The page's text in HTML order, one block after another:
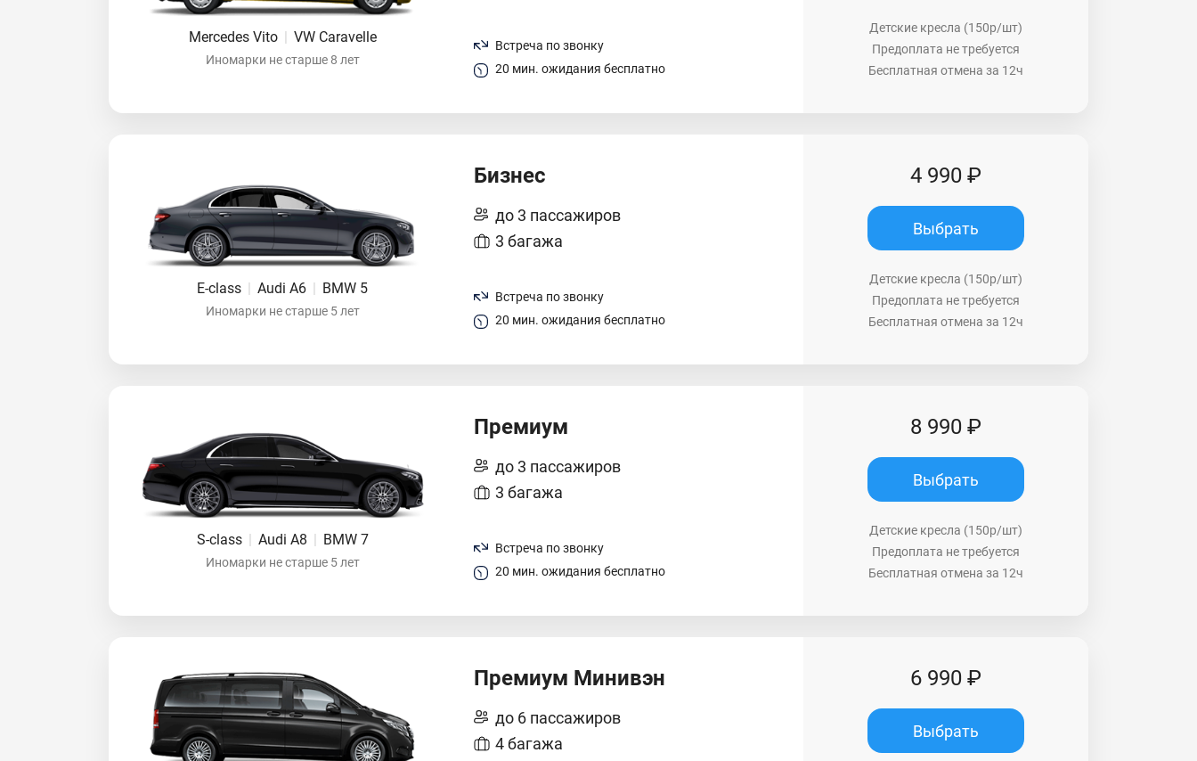
Mercedes Vito | VW Caravelle
Иномарки не старше 8 лет
Встреча по звонку
20 мин. ожидания бесплатно
Детские кресла (150р/шт)
Предоплата не требуется
Бесплатная отмена за 12ч
E-class | Audi A6 | BMW 5
Иномарки не старше 5 лет
Бизнес
до 3 пассажиров
3 багажа
Встреча по звонку
20 мин. ожидания бесплатно
4 990 ₽
Выбрать
Детские кресла (150р/шт)
Предоплата не требуется
Бесплатная отмена за 12ч
S-class | Audi A8 | BMW 7
Иномарки не старше 5 лет
Премиум
до 3 пассажиров
3 багажа
Встреча по звонку
20 мин. ожидания бесплатно
8 990 ₽
Выбрать
Детские кресла (150р/шт)
Предоплата не требуется
Бесплатная отмена за 12ч
Премиум Минивэн
до 6 пассажиров
4 багажа
6 990 ₽
Выбрать